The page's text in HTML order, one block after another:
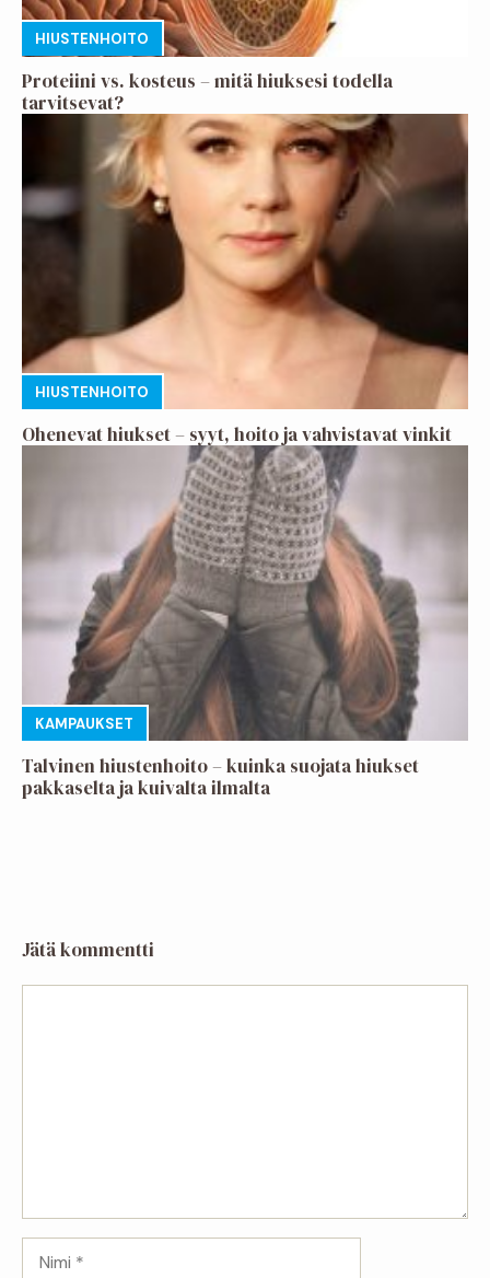
HIUSTENHOITO
Proteiini vs. kosteus – mitä hiuksesi todella
tarvitsevat?
HIUSTENHOITO
Ohenevat hiukset – syyt, hoito ja vahvistavat vinkit
KAMPAUKSET
Talvinen hiustenhoito – kuinka suojata hiukset
pakkaselta ja kuivalta ilmalta
Jätä kommentti